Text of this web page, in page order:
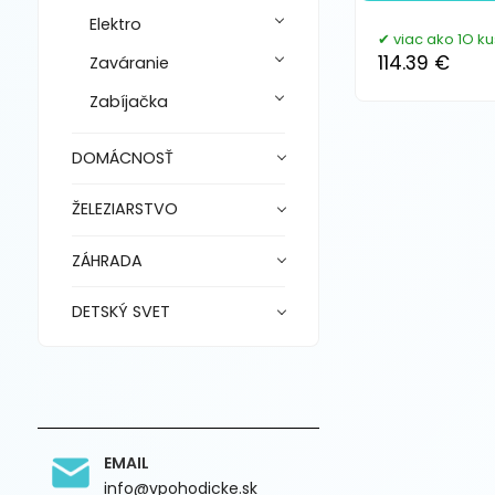
Elektro
Zaváranie
Zabíjačka
DOMÁCNOSŤ
ŽELEZIARSTVO
ZÁHRADA
DETSKÝ SVET
EMAIL
info@vpohodicke.sk
viac ako 1O
114.39 €